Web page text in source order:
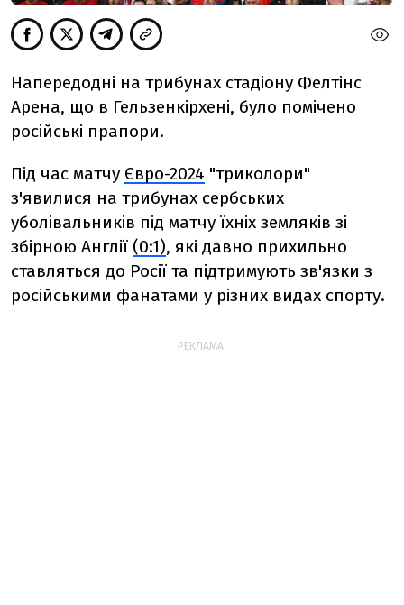
Напередодні на трибунах стадіону Фелтінс
Арена, що в Гельзенкірхені, було помічено
російські прапори.
Під час матчу Євро-2024 "триколори"
з'явилися на трибунах сербських
уболівальників під матчу їхніх земляків зі
збірною Англії (0:1), які давно прихильно
ставляться до Росії та підтримують зв'язки з
російськими фанатами у різних видах спорту.
РЕКЛАМА: